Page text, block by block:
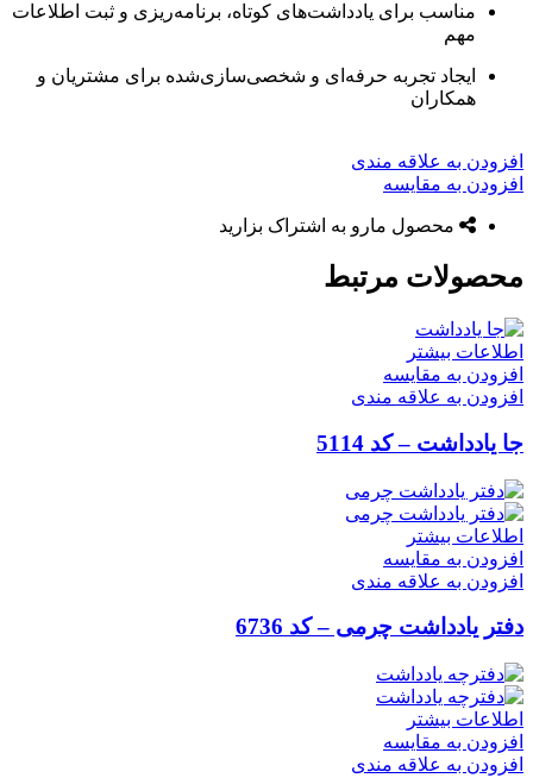
مناسب برای یادداشت‌های کوتاه، برنامه‌ریزی و ثبت اطلاعات
مهم
ایجاد تجربه حرفه‌ای و شخصی‌سازی‌شده برای مشتریان و
همکاران
افزودن به علاقه مندی
افزودن به مقایسه
محصول مارو به اشتراک بزارید
محصولات مرتبط
اطلاعات بیشتر
افزودن به مقایسه
افزودن به علاقه مندی
جا یادداشت – کد 5114
اطلاعات بیشتر
افزودن به مقایسه
افزودن به علاقه مندی
دفتر یادداشت چرمی – کد 6736
اطلاعات بیشتر
افزودن به مقایسه
افزودن به علاقه مندی